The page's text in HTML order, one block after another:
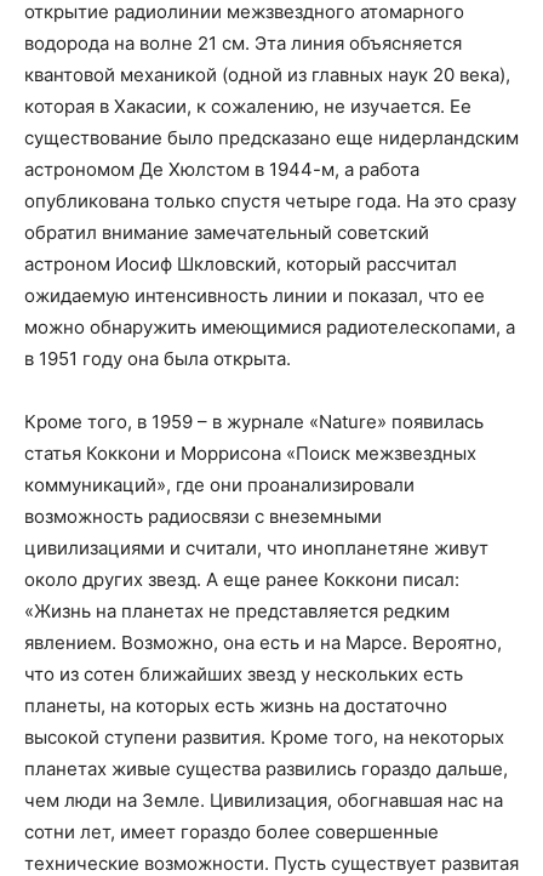
открытие радиолинии межзвездного атомарного
водорода на волне 21 см. Эта линия объясняется
квантовой механикой (одной из главных наук 20 века),
которая в Хакасии, к сожалению, не изучается. Ее
существование было предсказано еще нидерландским
астрономом Де Хюлстом в 1944-м, а работа
опубликована только спустя четыре года. На это сразу
обратил внимание замечательный советский
астроном Иосиф Шкловский, который рассчитал
ожидаемую интенсивность линии и показал, что ее
можно обнаружить имеющимися радиотелескопами, а
в 1951 году она была открыта.
Кроме того, в 1959 – в журнале «Nature» появилась
статья Коккони и Моррисона «Поиск межзвездных
коммуникаций», где они проанализировали
возможность радиосвязи с внеземными
цивилизациями и считали, что инопланетяне живут
около других звезд. А еще ранее Коккони писал:
«Жизнь на планетах не представляется редким
явлением. Возможно, она есть и на Марсе. Вероятно,
что из сотен ближайших звезд у нескольких есть
планеты, на которых есть жизнь на достаточно
высокой ступени развития. Кроме того, на некоторых
планетах живые существа развились гораздо дальше,
чем люди на Земле. Цивилизация, обогнавшая нас на
сотни лет, имеет гораздо более совершенные
технические возможности. Пусть существует развитая